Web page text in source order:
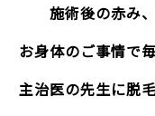
施術後の赤み
お身体のご事情で
主治医の先生に脱